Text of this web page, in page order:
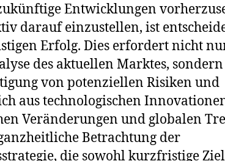
Entwicklungen
darauf einzustellen, ist
Erfolg. Dies erfordert nicht
des aktuellen Marktes,
von potenziellen Risiken und
aus technologischen
Veränderungen und globalen
Betrachtung der
die sowohl kurzfristige